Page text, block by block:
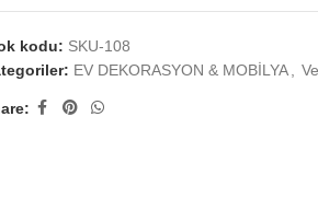
kodu: SKU-108
EV DEKORASYON & MOBİLYA